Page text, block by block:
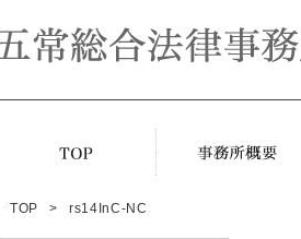
TOP rs14InC-NC